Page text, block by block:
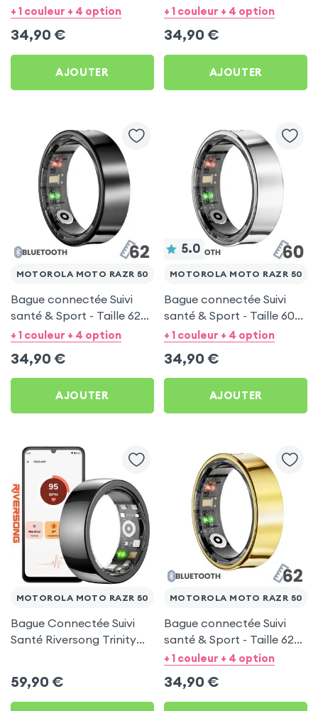
Argent
+ 1 couleur + 4 option
34,90 €
AJOUTER
Noir
+ 1 couleur + 4 option
34,90 €
AJOUTER
MOTOROLA MOTO RAZR 50
Bague connectée Suivi
santé & Sport - Taille 62
Noir
+ 1 couleur + 4 option
34,90 €
AJOUTER
5.0
MOTOROLA MOTO RAZR 50
Bague connectée Suivi
santé & Sport - Taille 60
Argent
+ 1 couleur + 4 option
34,90 €
AJOUTER
MOTOROLA MOTO RAZR 50
Bague Connectée Suivi
Santé Riversong Trinity
59,90 €
MOTOROLA MOTO RAZR 50
Bague connectée Suivi
santé & Sport - Taille 62
Or
+ 1 couleur + 4 option
34,90 €